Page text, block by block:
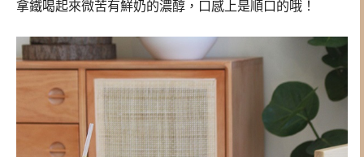
拿鐵喝起來微苦有鮮奶的濃醇，口感上是順口的哦！